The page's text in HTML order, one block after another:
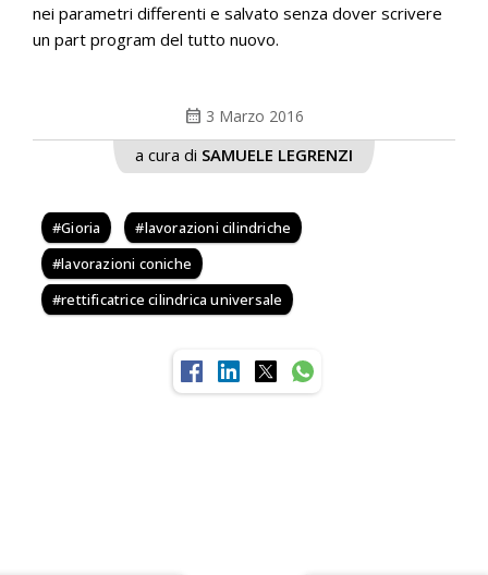
nei parametri differenti e salvato senza dover scrivere
un part program del tutto nuovo.
calendar_month 3 Marzo 2016
a cura di SAMUELE LEGRENZI
Gioria
lavorazioni cilindriche
lavorazioni coniche
rettificatrice cilindrica universale